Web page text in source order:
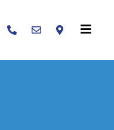
Buscar